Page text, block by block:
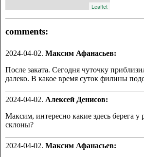
Leaflet
comments:
2024-04-02. Максим Афанасьев:
После заката. Сегодня чуточку
далеко. В какое время суток филины
2024-04-02. Алексей Денисов:
Максим, интересно какие здесь берега у
склоны?
2024-04-02. Максим Афанасьев: